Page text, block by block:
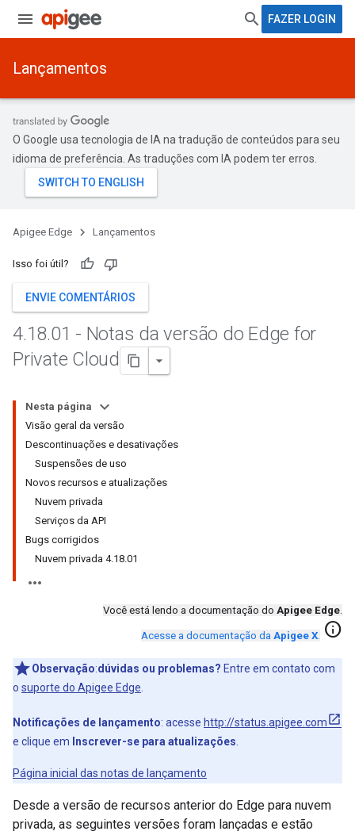
FAZER LOGIN
Lançamentos
O Google usa tecnologia de IA na tradução de conteúdos para seu
idioma de preferência. As traduções com IA podem ter erros.
Apigee Edge Lançamentos
Isso foi útil?
ENVIE COMENTÁRIOS
4.18.01 - Notas da versão do Edge for
Private Cloud
Nesta página
Visão geral da versão
Descontinuações e desativações
Suspensões de uso
Novos recursos e atualizações
Nuvem privada
Serviços da API
Bugs corrigidos
Nuvem privada 4.18.01
Você está lendo a documentação do Apigee Edge.
Acesse a documentação da Apigee X. info
Observação:dúvidas ou problemas? Entre em contato com
o suporte do Apigee Edge
Notificações de lançamento: acesse http://status.apigee.com
e clique em Inscrever-se para atualizações
Página inicial das notas de lançamento
Desde a versão de recursos anterior do Edge para nuvem
privada, as seguintes versões foram lançadas e estão